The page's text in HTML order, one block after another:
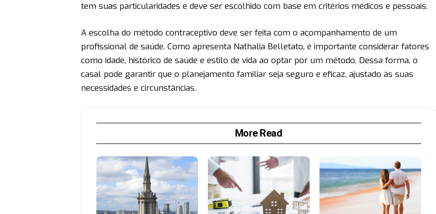
tem suas particularidades e deve ser escolhido com base em critérios médicos e pessoais.
A escolha do método contraceptivo deve ser feita com o acompanhamento de um
profissional de saúde. Como apresenta Nathalia Belletato, é importante considerar fatores
como idade, histórico de saúde e estilo de vida ao optar por um método. Dessa forma, o
casal pode garantir que o planejamento familiar seja seguro e eficaz, ajustado às suas
necessidades e circunstâncias.
More Read